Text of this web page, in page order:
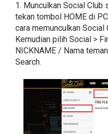
1. Munculkan Social Club
tekan tombol HOME di
cara memunculkan Social
Kemudian pilih Social >
NICKNAME / Nama
Search.